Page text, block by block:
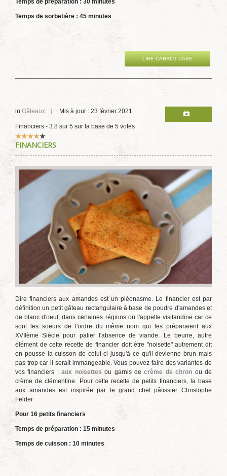
Temps de préparation : 30 minutes
Temps de sorbetière : 45 minutes
LIRE CARROT CAKE
in Gâteaux Mis à jour : 23 février 2021
Financiers - 3.8 sur 5 sur la base de 5 votes
Vote
utilisateur:4/5
FINANCIERS
Dire financiers aux amandes est un pléonasme. Le financier est par
définition un petit gâteau rectangulaire à base de poudre d'amandes et
de blanc d'oeuf, dans certaines régions on l'appelle visitandine car ce
sont les soeurs de l'ordre du même nom qui les préparaient aux
XVIIème Siècle pour palier l'absence de viande. Le beurre, autre
élément de cette recette de financier doit être "noisette" autrement dit
on pousse la cuisson de celui-ci jusqu'à ce qu'il devienne brun mais
pas trop car il serait immangeable. Vous pouvez faire des variantes de
vos financiers :aux noisettes ou garnis decrème de citron ou de
crème de clémentine. Pour cette recette de petits financiers, la base
aux amandes est inspirée par le grand chef pâtissier Christophe
Felder.
Pour 16 petits financiers
Temps de préparation : 15 minutes
Temps de cuisson : 10 minutes